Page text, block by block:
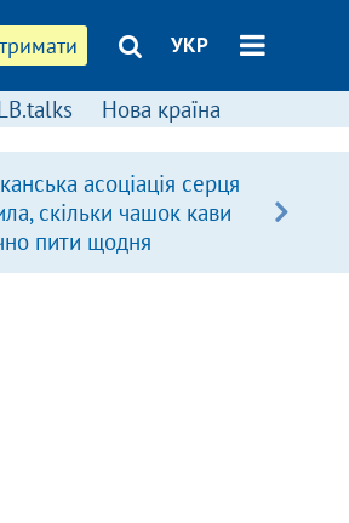
УКР
Нова країна
асоціація серця
скільки чашок кави
пити щодня